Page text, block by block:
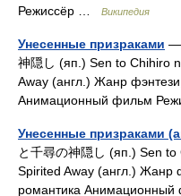
Режиссёр …
Википедия
Унесенные призраками —
神隠し (яп.) Sen to Chihiro
Away (англ.) Жанр
Анимационный фильм
Унесенные призраками
と千尋の神隠し (яп.) Sen
Spirited Away (англ.) Жанр
романтика